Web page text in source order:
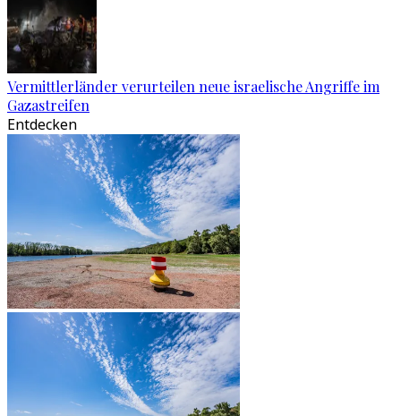
Vermittlerländer verurteilen neue israelische Angriffe im
Gazastreifen
Entdecken